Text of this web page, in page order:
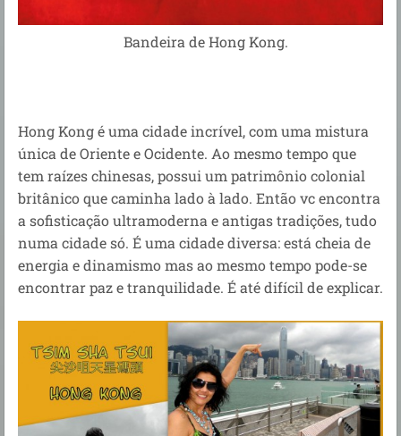
Bandeira de Hong Kong.
Hong Kong é uma cidade incrível, com uma mistura
única de Oriente e Ocidente. Ao mesmo tempo que
tem raízes chinesas, possui um patrimônio colonial
britânico que caminha lado à lado. Então vc encontra
a sofisticação ultramoderna e antigas tradições, tudo
numa cidade só. É uma cidade diversa: está cheia de
energia e dinamismo mas ao mesmo tempo pode-se
encontrar paz e tranquilidade. É até difícil de explicar.